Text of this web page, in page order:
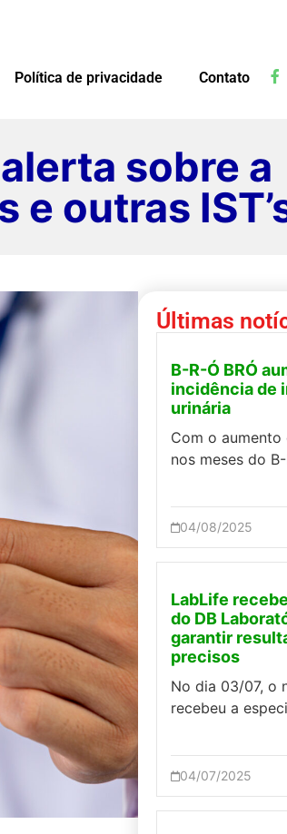
Política de privacidade Contato
sobre a
outras
Últimas
B-R-Ó BRÓ
incidência de
urinária
Com o
nos meses do B-
04/08/2025
LabLife
do DB
garantir
precisos
No dia 03/07, o
recebeu a
04/07/2025